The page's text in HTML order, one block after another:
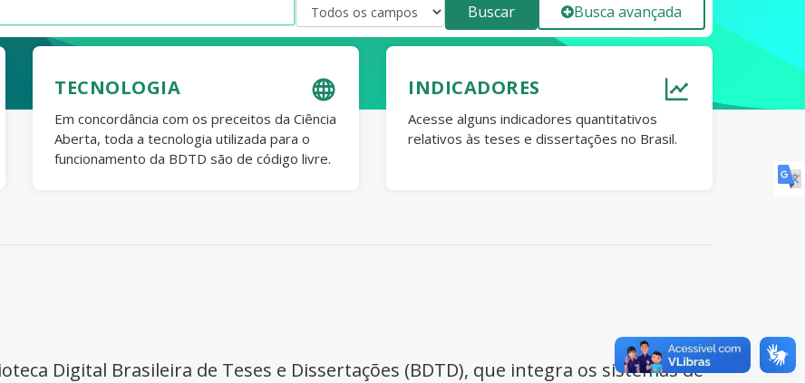
Buscar Busca avançada
TECNOLOGIA
Em concordância com os preceitos da Ciência
Aberta, toda a tecnologia utilizada para o
funcionamento da BDTD são de código livre.
INDICADORES
Acesse alguns indicadores quantitativos
relativos às teses e dissertações no Brasil.
Digital Brasileira de Teses e Dissertações (BDTD), que integra os sistemas de